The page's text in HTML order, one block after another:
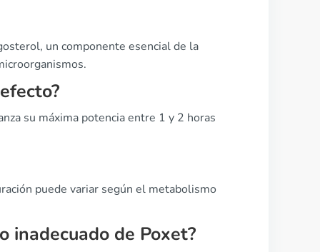
un componente esencial de la
su máxima potencia entre 1 y 2 horas
puede variar según el metabolismo
inadecuado de Poxet?